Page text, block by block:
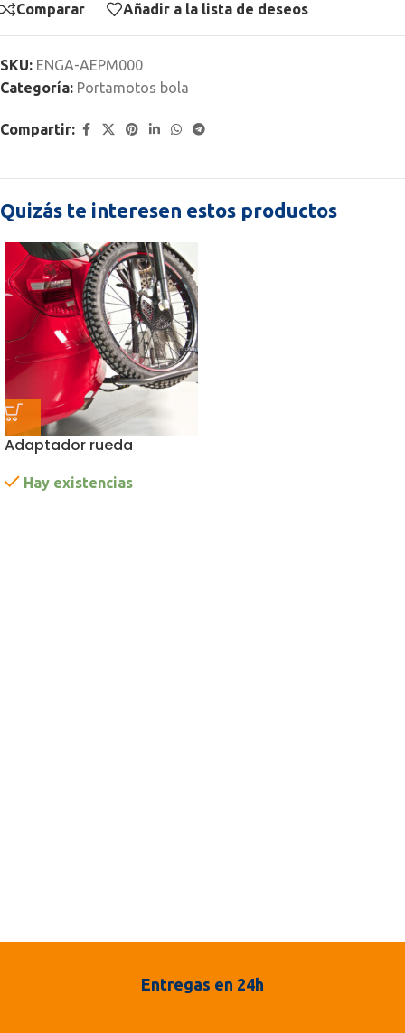
Comparar Añadir a la lista de deseos
SKU: ENGA-AEPM000
Categoría: Portamotos bola
Compartir:
Quizás te interesen estos productos
Adaptador rueda
Hay existencias
Entregas en 24h